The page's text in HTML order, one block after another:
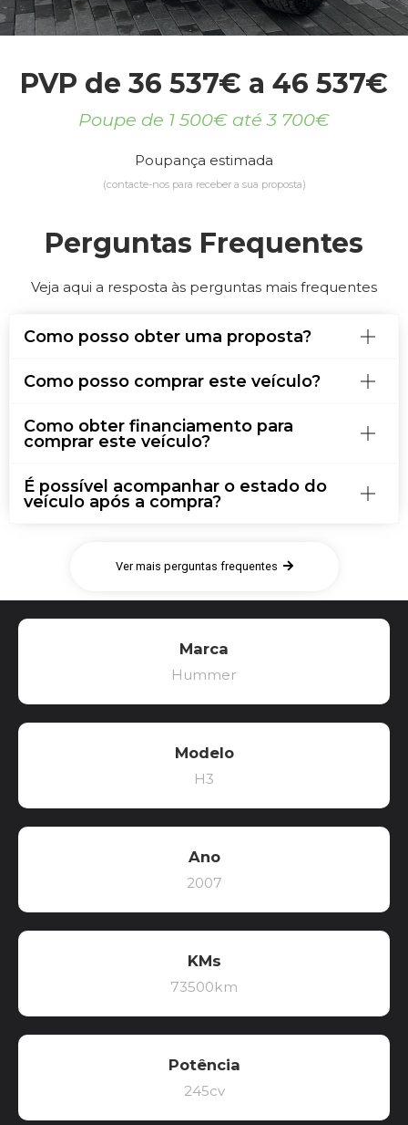
PVP de 36 537€ a 46 537€
Poupe de 1 500€ até 3 700€
Poupança estimada
(contacte-nos para receber a sua proposta)
Perguntas Frequentes
Veja aqui a resposta às perguntas mais frequentes
Como posso obter uma proposta?
Como posso comprar este veículo?
Como obter financiamento para
comprar este veículo?
É possível acompanhar o estado do
veículo após a compra?
Ver mais perguntas frequentes
Marca
Hummer
Modelo
H3
Ano
2007
KMs
73500km
Potência
245cv